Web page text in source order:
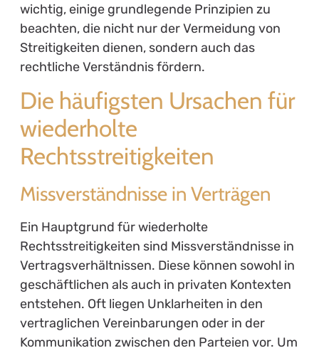
wichtig, einige grundlegende Prinzipien zu
beachten, die nicht nur der Vermeidung von
Streitigkeiten dienen, sondern auch das
rechtliche Verständnis fördern.
Die häufigsten Ursachen für
wiederholte
Rechtsstreitigkeiten
Missverständnisse in Verträgen
Ein Hauptgrund für wiederholte
Rechtsstreitigkeiten sind Missverständnisse in
Vertragsverhältnissen. Diese können sowohl in
geschäftlichen als auch in privaten Kontexten
entstehen. Oft liegen Unklarheiten in den
vertraglichen Vereinbarungen oder in der
Kommunikation zwischen den Parteien vor. Um